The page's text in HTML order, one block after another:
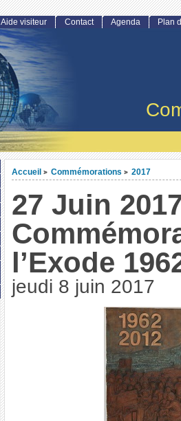
Accueil > Commémorations > 2017
27 Juin
l’Exode
jeudi 8 juin 2017
Aide visiteur Contact Agenda Plan